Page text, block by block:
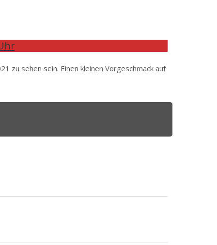
zu sehen sein. Einen kleinen Vorgeschmack auf